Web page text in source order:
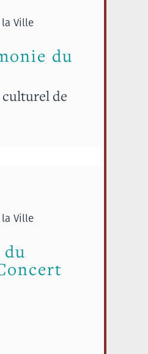
Ville
du
de
Ville